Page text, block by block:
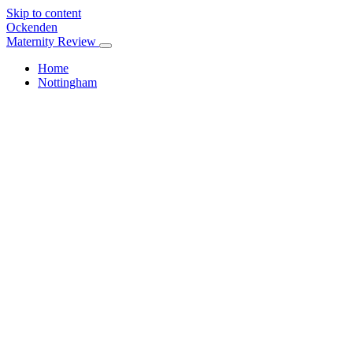
Skip to content
Ockenden
Maternity Review
Home
Nottingham